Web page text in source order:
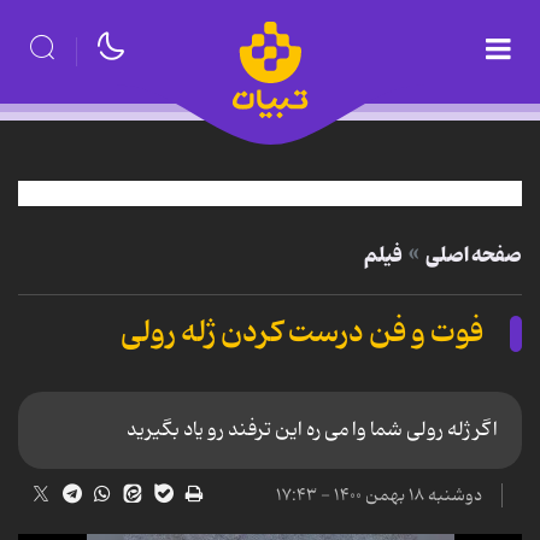
صفحه اصلی فیلم
فوت و فن درست کردن ژله رولی
اگر ژله رولی شما وا می ره این ترفند رو یاد بگیرید
دوشنبه ۱۸ بهمن ۱۴۰۰ - ۱۷:۴۳